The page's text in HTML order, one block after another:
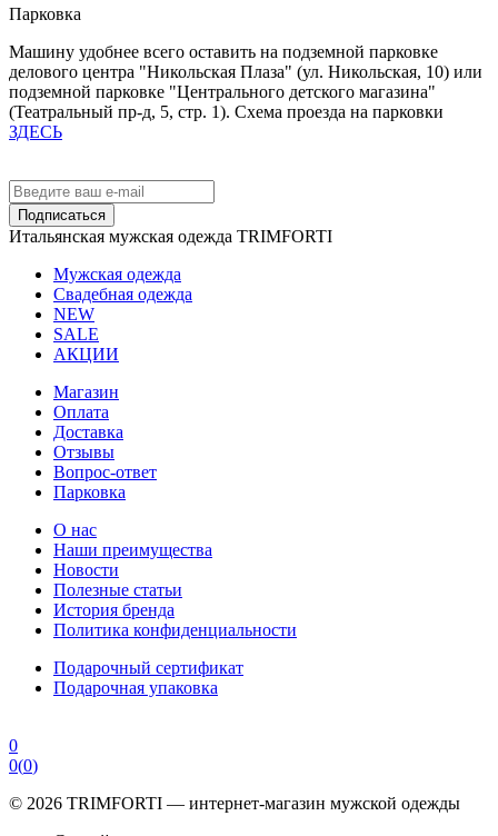
Парковка
Машину удобнее всего оставить на подземной парковке
делового центра "Никольская Плаза" (ул. Никольская, 10) или
подземной парковке "Центрального детского магазина"
(Театральный пр-д, 5, стр. 1). Схема проезда на парковки
ЗДЕСЬ
Подписаться
Итальянская мужская одежда TRIMFORTI
Мужская одежда
Свадебная одежда
NEW
SALE
АКЦИИ
Магазин
Оплата
Доставка
Отзывы
Вопрос-ответ
Парковка
О нас
Наши преимущества
Новости
Полезные статьи
История бренда
Политика конфиденциальности
Подарочный сертификат
Подарочная упаковка
0
0(0)
© 2026 TRIMFORTI — интернет-магазин мужской одежды